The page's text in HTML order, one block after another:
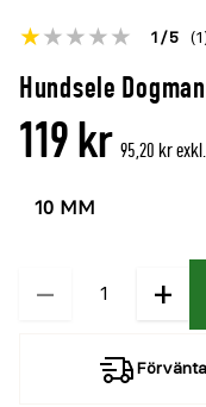
Hundsele
denna
1 5
Öppna
119 kr 95,20 kr
−
Kvantitet +